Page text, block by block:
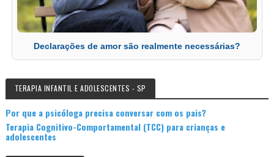
Declarações de amor são realmente necessárias?
TERAPIA INFANTIL E ADOLESCENTES - SP
Por que a psicóloga precisa conversar com os pais?
Terapia Cognitivo-Comportamental (TCC) para crianças e
adolescentes